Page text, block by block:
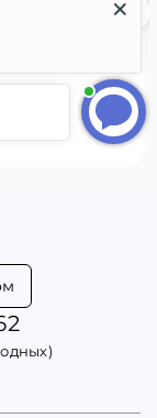
Reward